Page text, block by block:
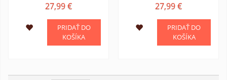
27,99 €
PRIDAŤ DO
KOŠÍKA
27,99 €
PRIDAŤ DO
KOŠÍKA